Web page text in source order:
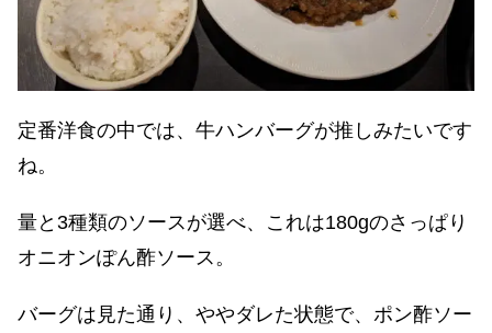
定番洋食の中では、牛ハンバーグが推しみたいです
ね。
量と3種類のソースが選べ、これは180gのさっぱり
オニオンぽん酢ソース。
バーグは見た通り、ややダレた状態で、ポン酢ソー